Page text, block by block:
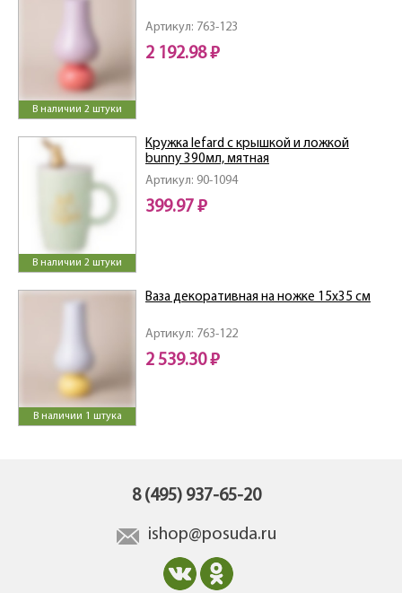
В наличии 2 штуки
Артикул: 763-123
2 192.98 ₽
В наличии 2 штуки
Артикул: 90-1094
Кружка lefard с крышкой и ложкой
bunny 390мл, мятная
399.97 ₽
В наличии 1 штука
Артикул: 763-122
Ваза декоративная на ножке 15х35 см
2 539.30 ₽
8 (495) 937-65-20
ishop@posuda.ru